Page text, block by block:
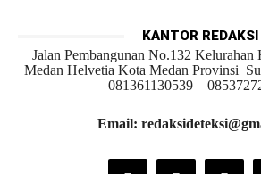
KANTOR REDAKSI
Jalan Pembangunan No.132
Medan Helvetia Kota Medan Provinsi
081361130539 –
Email: